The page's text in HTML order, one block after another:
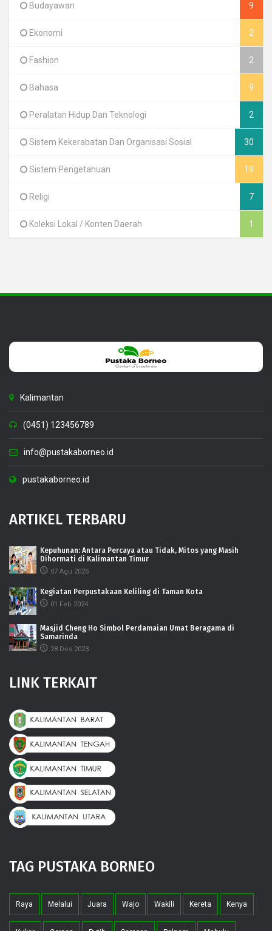
Budayawan 9
Ekonomi 2
Fashion 2
Bahasa 9
Peralatan Hidup Dan Teknologi 2
Sistem Kekerabatan Dan Organisasi Sosial 30
Sistem Pengetahuan 19
Religi 7
Koleksi Lokal / Konten Daerah 1
Kalimantan
(0451) 123456789
info@pustakaborneo.id
pustakaborneo.id
ARTIKEL TERBARU
Kepuhunan: Antara Percaya atau Tidak, Mitos yang Masih
Dihormati di Kalimantan Timur
07 Agu 2025
Kegiatan Perpustakaan Keliling di Taman Kota
01 Feb 2024
Masjid Cheng Ho Simbol Perdamaian Umat Beragama di
Samarinda
28 Des 2023
LINK TERKAIT
TAG PUSTAKA BORNEO
Raya Melalui Juara Wajo Wakili Kereta Kenya